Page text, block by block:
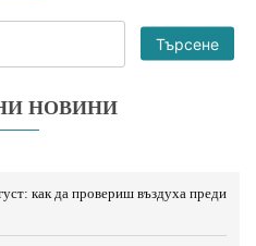
Търсене
НОВИНИ
как да провериш въздуха преди